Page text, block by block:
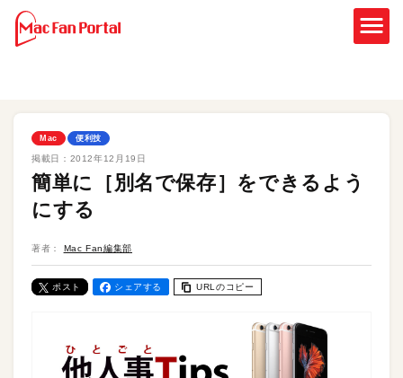
Mac 便利技
掲載日： 2012年12月19日
簡単に［別名で保存］をできるよう
にする
著者： Mac Fan編集部
ポスト シェアする URLのコピー